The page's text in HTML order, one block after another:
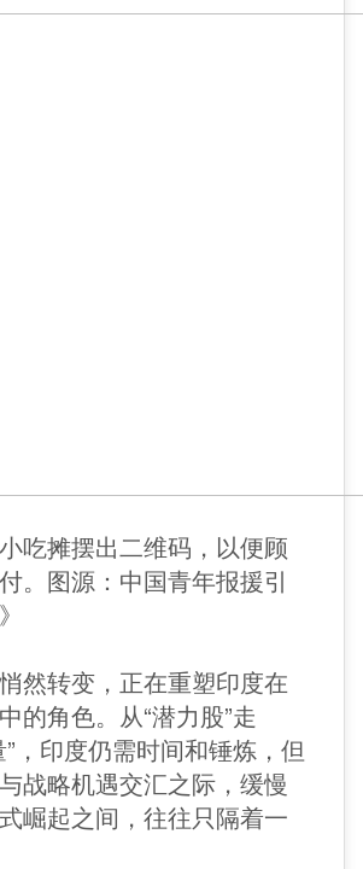
吃摊摆出二维码，以便顾
。图源：中国青年报援引
然转变，正在重塑印度在
的角色。从“潜力股”走
”，印度仍需时间和锤炼，但
战略机遇交汇之际，缓慢
崛起之间，往往只隔着一